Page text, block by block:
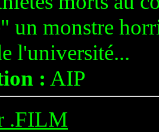
un monstre
l'université...
: AIP
.FILM